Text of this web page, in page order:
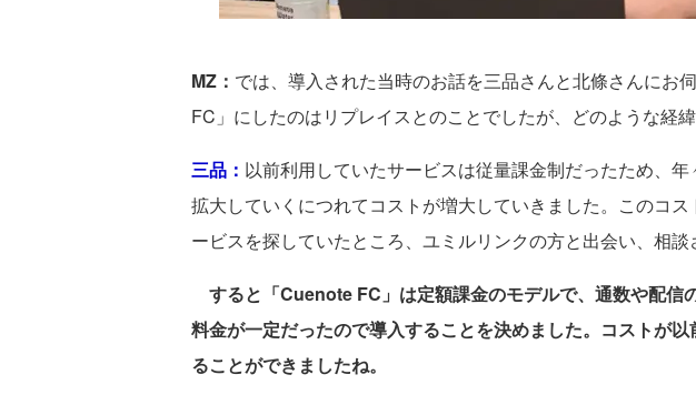
MZ： では、導入された当時のお話を三品さんと北條さんにお
FC」にしたのはリプレイスとのことでしたが、どのような経
三品： 以前利用していたサービスは従量課金制だったため、
拡大していくにつれてコストが増大していきました。このコ
ービスを探していたところ、ユミルリンクの方と出会い、相談
すると「Cuenote FC」は定額課金のモデルで、通数や配信
料金が一定だったので導入することを決めました。コストが
ることができましたね。